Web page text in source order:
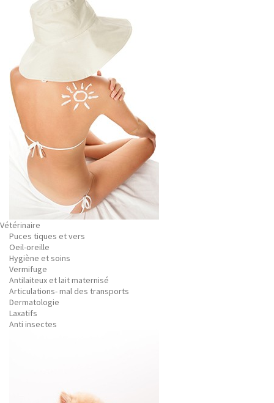
Vétérinaire
Puces tiques et vers
Oeil-oreille
Hygiène et soins
Vermifuge
Antilaiteux et lait maternisé
Articulations- mal des transports
Dermatologie
Laxatifs
Anti insectes